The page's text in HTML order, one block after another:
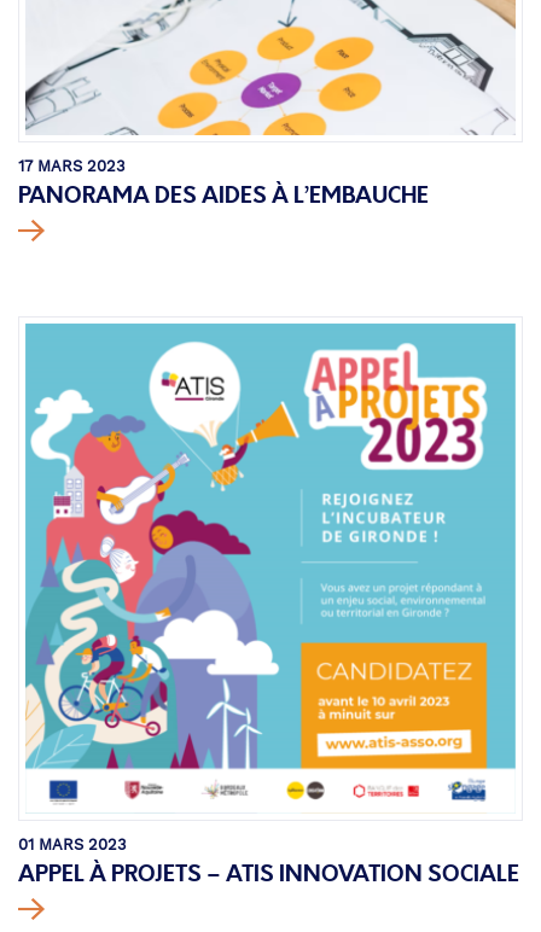
17 MARS 2023
PANORAMA DES AIDES À L’EMBAUCHE
01 MARS 2023
APPEL À PROJETS – ATIS INNOVATION SOCIALE